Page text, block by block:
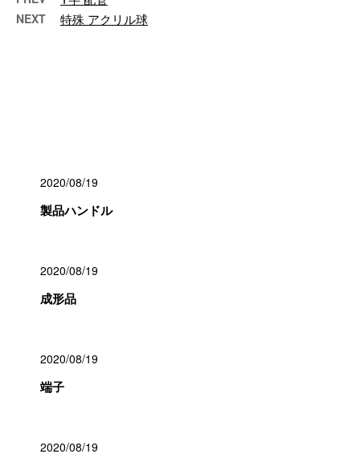
NEXT 特殊 アクリル球
2020/08/19
製品ハンドル
2020/08/19
成形品
2020/08/19
端子
2020/08/19